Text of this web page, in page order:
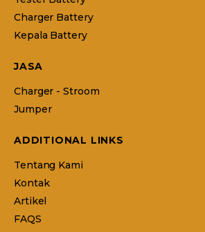
Charger Battery
Kepala Battery
JASA
Charger - Stroom
Jumper
ADDITIONAL LINKS
Tentang Kami
Kontak
Artikel
FAQS